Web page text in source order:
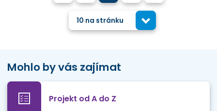
10 na stránku
Mohlo by vás zajímat
Projekt od A do Z